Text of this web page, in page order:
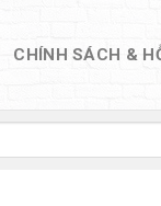
CHÍNH SÁCH &